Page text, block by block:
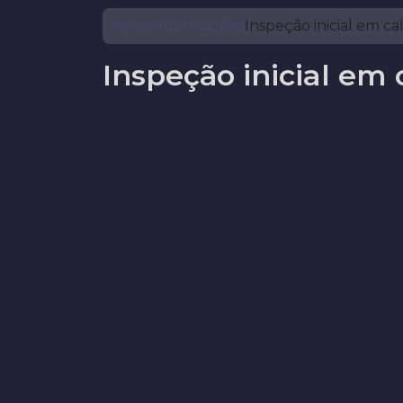
HomeInformaçõesInspeção inicial em
Inspeção inicial em